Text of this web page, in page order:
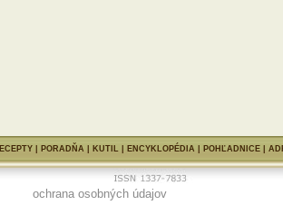
PORADŇA KUTIL ENCYKLOPÉDIA | POHĽADNICE |
ochrana osobných údajov